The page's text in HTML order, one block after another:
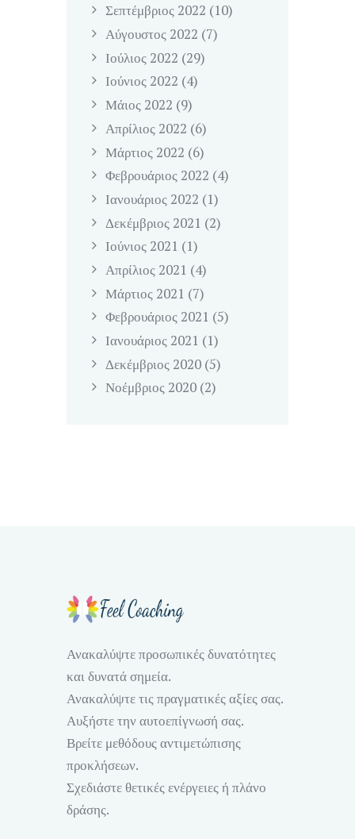
Σεπτέμβριος 2022 (10)
Αύγουστος 2022 (7)
Ιούλιος 2022 (29)
Ιούνιος 2022 (4)
Μάιος 2022 (9)
Απρίλιος 2022 (6)
Μάρτιος 2022 (6)
Φεβρουάριος 2022 (4)
Ιανουάριος 2022 (1)
Δεκέμβριος 2021 (2)
Ιούνιος 2021 (1)
Απρίλιος 2021 (4)
Μάρτιος 2021 (7)
Φεβρουάριος 2021 (5)
Ιανουάριος 2021 (1)
Δεκέμβριος 2020 (5)
Νοέμβριος 2020 (2)
Ανακαλύψτε προσωπικές δυνατότητες
και δυνατά σημεία.
Ανακαλύψτε τις πραγματικές αξίες σας.
Αυξήστε την αυτοεπίγνωσή σας.
Βρείτε μεθόδους αντιμετώπισης
προκλήσεων.
Σχεδιάστε θετικές ενέργειες ή πλάνο
δράσης.